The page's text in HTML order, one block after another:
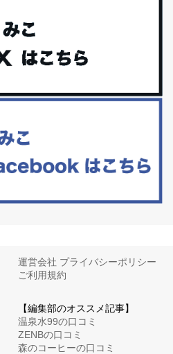
リカシリカにしているんだけど確か
る。炭酸...
５選。
している「楽天ふるさと納税」の返
までいろ...
に今できる５つのこと。
運営会社 プライバシーポリシー
ご利用規約
【編集部のオススメ記事】
温泉水99の口コミ
ZENBの口コミ
森のコーヒーの口コミ